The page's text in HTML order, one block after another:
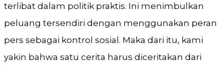
terlibat dalam politik praktis. Ini menimbulkan
peluang tersendiri dengan menggunakan peran
pers sebagai kontrol sosial. Maka dari itu, kami
yakin bahwa satu cerita harus diceritakan dari